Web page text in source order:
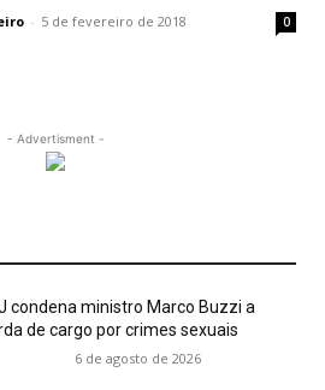
- 5 de fevereiro de 2018 0
- Advertisment -
condena ministro Marco Buzzi a
de cargo por crimes sexuais
6 de agosto de 2026